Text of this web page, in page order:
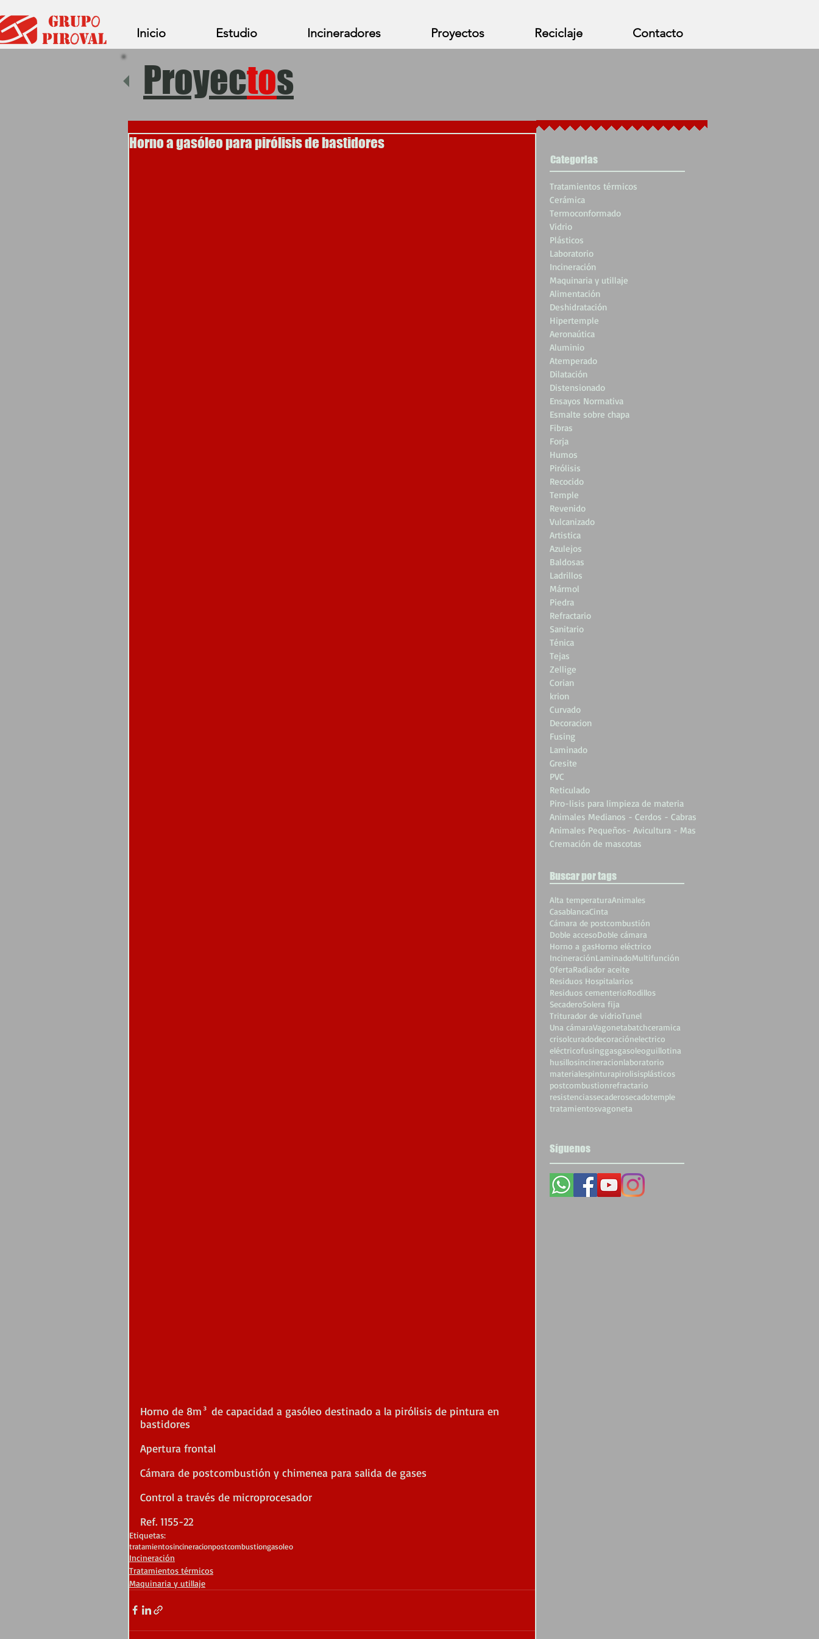
Inicio Estudio Incineradores Proyectos Reciclaje Contacto
Proyectos
Horno a gasóleo para pirólisis de bastidores
Horno de 8m³ de capacidad a gasóleo destinado a la pirólisis de pintura en
bastidores
Apertura frontal
Cámara de postcombustión y chimenea para salida de gases
Control a través de microprocesador
Ref. 1155-22
Etiquetas:
tratamientosincineracionpostcombustiongasoleo
Incineración
Tratamientos térmicos
Maquinaria y utillaje
Categorias
Tratamientos térmicos
Cerámica
Termoconformado
Vidrio
Plásticos
Laboratorio
Incineración
Maquinaria y utillaje
Alimentación
Deshidratación
Hipertemple
Aeronaútica
Aluminio
Atemperado
Dilatación
Distensionado
Ensayos Normativa
Esmalte sobre chapa
Fibras
Forja
Humos
Pirólisis
Recocido
Temple
Revenido
Vulcanizado
Artistica
Azulejos
Baldosas
Ladrillos
Mármol
Piedra
Refractario
Sanitario
Ténica
Tejas
Zellige
Corian
krion
Curvado
Decoracion
Fusing
Laminado
Gresite
PVC
Reticulado
Piro-lisis para limpieza de materia
Animales Medianos - Cerdos - Cabras
Animales Pequeños- Avicultura - Mas
Cremación de mascotas
Buscar por tags
Alta temperaturaAnimales
CasablancaCinta
Cámara de postcombustión
Doble accesoDoble cámara
Horno a gasHorno eléctrico
IncineraciónLaminadoMultifunción
OfertaRadiador aceite
Residuos Hospitalarios
Residuos cementerioRodillos
SecaderoSolera fija
Triturador de vidrioTunel
Una cámaraVagonetabatchceramica
crisolcuradodecoraciónelectrico
eléctricofusinggasgasoleoguillotina
husillosincineracionlaboratorio
materialespinturapirolisisplásticos
postcombustionrefractario
resistenciassecaderosecadotemple
tratamientosvagoneta
Síguenos